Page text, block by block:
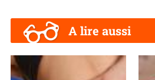
A lire aussi